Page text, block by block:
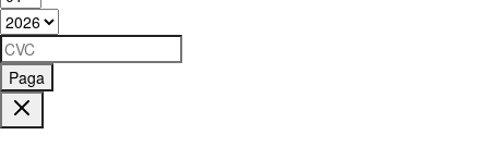
Paga